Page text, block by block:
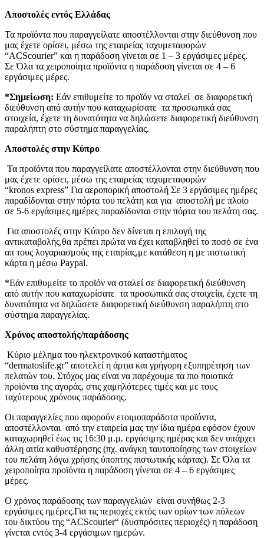
Αποστολές εντός Ελλάδας
Τα προϊόντα που παραγγείλατε αποστέλλονται στην διεύθυνση που
μας έχετε ορίσει, μέσω της εταιρείας ταχυμεταφορών
“ACScourier” και η παράδοση γίνεται σε 1 – 3 εργάσιμες μέρες.
Σε Όλα τα χειροποίητα προϊόντα η παράδοση γίνεται σε 4 – 6
εργάσιμες μέρες.
*Σημείωση: Εάν επιθυμείτε το προϊόν να σταλεί σε διαφορετική
διεύθυνση από αυτήν που καταχωρίσατε τα προσωπικά σας
στοιχεία, έχετε τη δυνατότητα να δηλώσετε διαφορετική διεύθυνση
παραλήπτη στο σύστημα παραγγελίας.
Αποστολές στην Κύπρο
Τα προϊόντα που παραγγείλατε αποστέλλονται στην διεύθυνση που
μας έχετε ορίσει, μέσω της εταιρείας ταχυμεταφορών
“kronos express” Για αεροπορική αποστολή Σε 3 εργάσιμες ημέρες
παραδίδονται στην πόρτα του πελάτη και για αποστολή με πλοίο
σε 5-6 εργάσιμες ημέρες παραδίδονται στην πόρτα του πελάτη σας.
Για αποστολές στην Κύπρο δεν δίνεται η επιλογή της
αντικαταβολής,θα πρέπει πρώτα να έχει καταβληθεί το ποσό σε ένα
απ τους λογαριασμούς της εταιρίας,με κατάθεση η με πιστωτική
κάρτα η μέσω Paypal.
*Εάν επιθυμείτε το προϊόν να σταλεί σε διαφορετική διεύθυνση
από αυτήν που καταχωρίσατε τα προσωπικά σας στοιχεία, έχετε τη
δυνατότητα να δηλώσετε διαφορετική διεύθυνση παραλήπτη στο
σύστημα παραγγελίας.
Χρόνος αποστολής/παράδοσης
Κύριο μέλημα του ηλεκτρονικού καταστήματος
“dermatoslife.gr” αποτελεί η άρτια και γρήγορη εξυπηρέτηση των
πελατών του. Στόχος μας είναι να παρέχουμε τα πιο ποιοτικά
προϊόντα της αγοράς, στις χαμηλότερες τιμές και με τους
ταχύτερους χρόνους παράδοσης.
Οι παραγγελίες που αφορούν ετοιμοπαράδοτα προϊόντα,
αποστέλλονται από την εταιρεία μας την ίδια ημέρα εφόσον έχουν
καταχωρηθεί έως τις 16:30 μ.μ. εργάσιμης ημέρας και δεν υπάρχει
άλλη αιτία καθυστέρησης (πχ. ανάγκη ταυτοποίησης των στοιχείων
του πελάτη λόγω χρήσης ύποπτης πιστωτικής κάρτας). Σε Όλα τα
χειροποίητα προϊόντα η παράδοση γίνεται σε 4 – 6 εργάσιμες
μέρες.
Ο χρόνος παράδοσης των παραγγελιών είναι συνήθως 2-3
εργάσιμες ημέρες.Για τις περιοχές εκτός των ορίων των πόλεων
του δικτύου της “ACScourier“ (δυσπρόσιτες περιοχές) η παράδοση
γίνεται εντός 3-4 εργάσιμων ημερών.